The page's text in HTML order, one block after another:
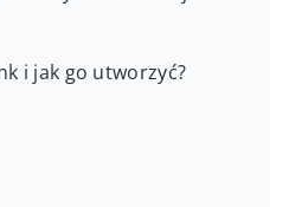
i jak go utworzyć?